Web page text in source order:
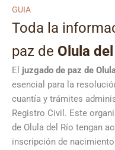
GUIA
Toda la
paz de Olula
El juzgado de paz de
esencial para la
cuantía y trámites
Registro Civil. Este
de Olula del Río tengan
inscripción de